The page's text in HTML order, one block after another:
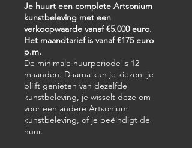
Je huurt een complete Artsonium
kunstbeleving met een
verkoopwaarde vanaf €5.000 euro.
Het maandtarief is vanaf €175 euro
p.m.
De minimale huurperiode is 12
maanden. Daarna kun je kiezen: je
blijft genieten van dezelfde
kunstbeleving, je wisselt deze om
voor een andere Artsonium
kunstbeleving, of je beëindigt de
huur.